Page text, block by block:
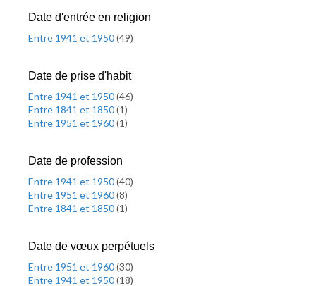
Date d'entrée en religion
Entre 1941 et 1950(49)
Date de prise d'habit
Entre 1941 et 1950(46)
Entre 1841 et 1850(1)
Entre 1951 et 1960(1)
Date de profession
Entre 1941 et 1950(40)
Entre 1951 et 1960(8)
Entre 1841 et 1850(1)
Date de vœux perpétuels
Entre 1951 et 1960(30)
Entre 1941 et 1950(18)